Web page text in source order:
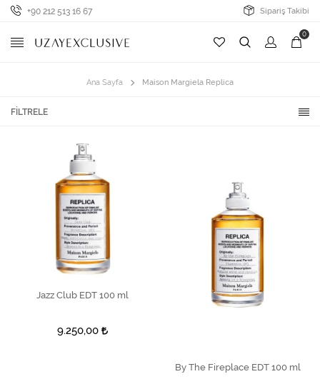
+90 212 513 16 67 Sipariş Takibi
0
Ana Sayfa Maison Margiela Replica
FILTRELE
SEPETE EKLE
Jazz Club EDT 100 ml
9.250,00
SEPETE EKLE
By The Fireplace EDT 100 ml